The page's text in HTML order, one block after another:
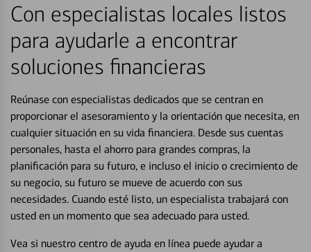
Con especialistas locales listos
para ayudarle a encontrar
soluciones financieras
Reúnase con especialistas dedicados que se centran en
proporcionar el asesoramiento y la orientación que necesita, en
cualquier situación en su vida financiera. Desde sus cuentas
personales, hasta el ahorro para grandes compras, la
planificación para su futuro, e incluso el inicio o crecimiento de
su negocio, su futuro se mueve de acuerdo con sus
necesidades. Cuando esté listo, un especialista trabajará con
usted en un momento que sea adecuado para usted.
Vea si nuestro centro de ayuda en línea puede ayudar a